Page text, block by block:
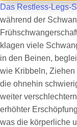
Das Restless-Legs-
während der
klagen viele
in den Beinen,
wie Kribbeln, Ziehen
die ohnehin
weiter
erhöhter
was die körperliche